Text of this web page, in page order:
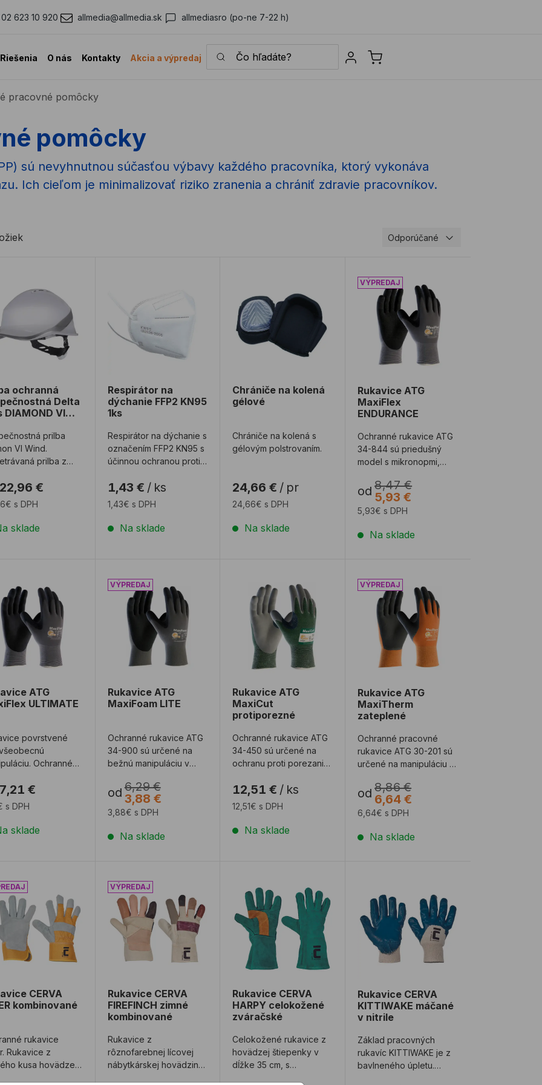
02 623 10 920 allmedia@allmedia.sk allmediasro (po-ne 7-22 h)
Riešenia O nás Kontakty Akcia a výpredaj
Čo hľadáte? Sign in
pracovné pomôcky
pomôcky
sú nevyhnutnou súčasťou výbavy každého pracovníka, ktorý vykonáva
Ich cieľom je minimalizovať riziko zranenia a chrániť zdravie pracovníkov.
Odporúčané
ochranná
Delta
DIAMOND VI
prilba
VI Wind.
prilba z
čiapky‘ ...
22,96 €
s DPH
sklade
Respirátor na
dýchanie FFP2 KN95
1ks
Respirátor na dýchanie s
označením FFP2 KN95 s
účinnou ochranou proti
univerzá ...
1,43 € / ks
1,43€ s DPH
Na sklade
Chrániče na kolená
gélové
Chrániče na kolená s
gélovým polstrovaním.
24,66 € / pr
24,66€ s DPH
Na sklade
Rukavice ATG MaxiFlex ENDURANCE
Rukavice ATG
MaxiFlex
ENDURANCE
Ochranné rukavice ATG
34-844 sú priedušný
model s mikronopmi,
a poskytujú ...
od 8,47 €
5,93 €
5,93€ s DPH
Na sklade
ATG MaxiFlex ULTIMATE
ATG
ULTIMATE
povrstvené
Ochranné
o 31% znížen ...
7,21 €
s DPH
sklade
Rukavice ATG MaxiFoam LITE
Rukavice ATG
MaxiFoam LITE
Ochranné rukavice ATG
34-900 sú určené na
bežnú manipuláciu v
prostredí, hrúbka dla ...
od6,29 €
3,88 €
3,88€ s DPH
Na sklade
Rukavice ATG MaxiCut protiporezné
Rukavice ATG
MaxiCut
protiporezné
Ochranné rukavice ATG
34-450 sú určené na
ochranu proti porezaniu
hrúbka dlane ...
12,51 € / ks
12,51€ s DPH
Na sklade
Rukavice ATG MaxiTherm zateplené
Rukavice ATG
MaxiTherm
zateplené
Ochranné pracovné
rukavice ATG 30-201 sú
určené na manipuláciu v
prostredí pri teplo ...
od 8,86 €
6,64 €
6,64€ s DPH
Na sklade
CERVA EIDER kombinované
CERVA
kombinované
rukavice
Rukavice z
kusa hovädzej
Rukavice CERVA FIREFINCH zimné kombinované
Rukavice CERVA
FIREFINCH zimné
kombinované
Rukavice z
rôznofarebnej lícovej
nábytkárskej hovädziny
Rukavice CERVA
HARPY celokožené
zváračské
Celokožené rukavice z
hovädzej štiepenky v
dĺžke 35 cm, s
Rukavice CERVA
KITTIWAKE máčané
v nitrile
Základ pracovných
rukavíc KITTIWAKE je z
bavlneného úpletu.